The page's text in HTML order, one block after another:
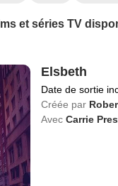
et séries TV
Elsbeth
Date de sortie
Créée par
Avec Carrie